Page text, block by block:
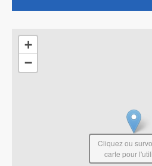
+
−
Cliquez ou
carte pour